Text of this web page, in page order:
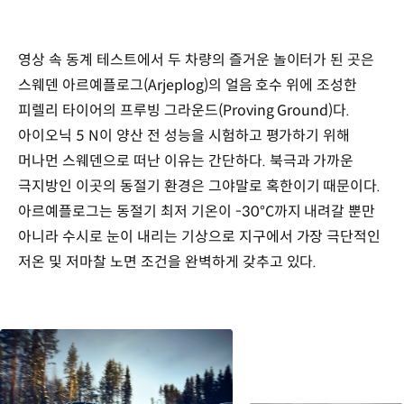
영상 속 동계 테스트에서 두 차량의 즐거운 놀이터가 된 곳은
스웨덴 아르예플로그(Arjeplog)의 얼음 호수 위에 조성한
피렐리 타이어의 프루빙 그라운드(Proving Ground)다.
아이오닉 5 N이 양산 전 성능을 시험하고 평가하기 위해
머나먼 스웨덴으로 떠난 이유는 간단하다. 북극과 가까운
극지방인 이곳의 동절기 환경은 그야말로 혹한이기 때문이다.
아르예플로그는 동절기 최저 기온이 -30°C까지 내려갈 뿐만
아니라 수시로 눈이 내리는 기상으로 지구에서 가장 극단적인
저온 및 저마찰 노면 조건을 완벽하게 갖추고 있다.